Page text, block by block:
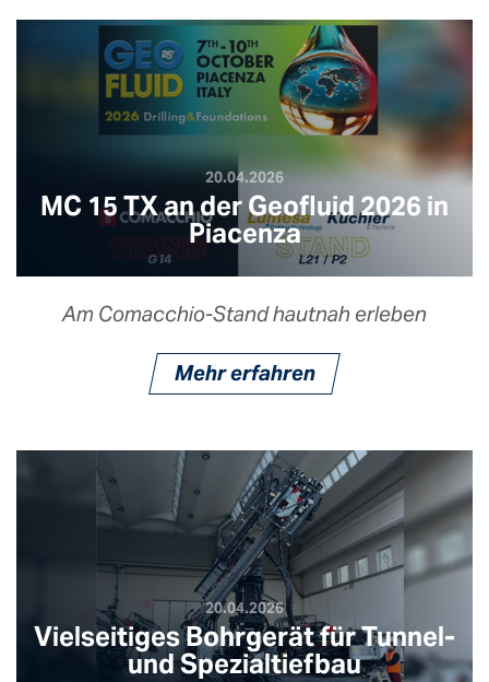
20.04.2026
MC 15 TX an der Geofluid 2026 in
Piacenza
Am Comacchio-Stand hautnah erleben
Mehr erfahren
20.04.2026
Vielseitiges Bohrgerät für Tunnel-
und Spezialtiefbau